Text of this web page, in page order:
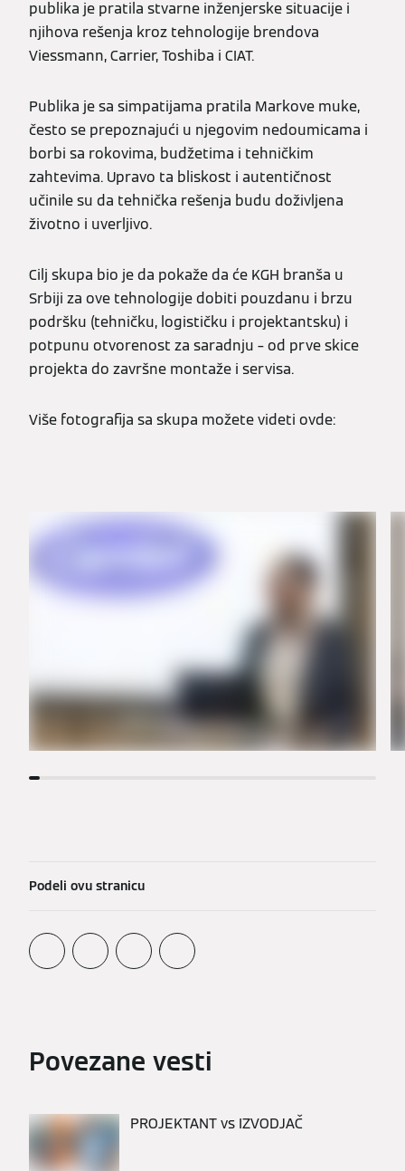
publika je pratila stvarne inženjerske situacije i
njihova rešenja kroz tehnologije brendova
Viessmann, Carrier, Toshiba i CIAT.
Publika je sa simpatijama pratila Markove muke,
često se prepoznajući u njegovim nedoumicama i
borbi sa rokovima, budžetima i tehničkim
zahtevima. Upravo ta bliskost i autentičnost
učinile su da tehnička rešenja budu doživljena
životno i uverljivo.
Cilj skupa bio je da pokaže da će KGH branša u
Srbiji za ove tehnologije dobiti pouzdanu i brzu
podršku (tehničku, logističku i projektantsku) i
potpunu otvorenost za saradnju – od prve skice
projekta do završne montaže i servisa.
Više fotografija sa skupa možete videti ovde:
Podeli ovu stranicu
Povezane vesti
PROJEKTANT vs IZVODJAČ